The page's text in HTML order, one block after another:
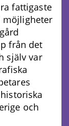
fattigaste
möjligheter
från det
själv var
och